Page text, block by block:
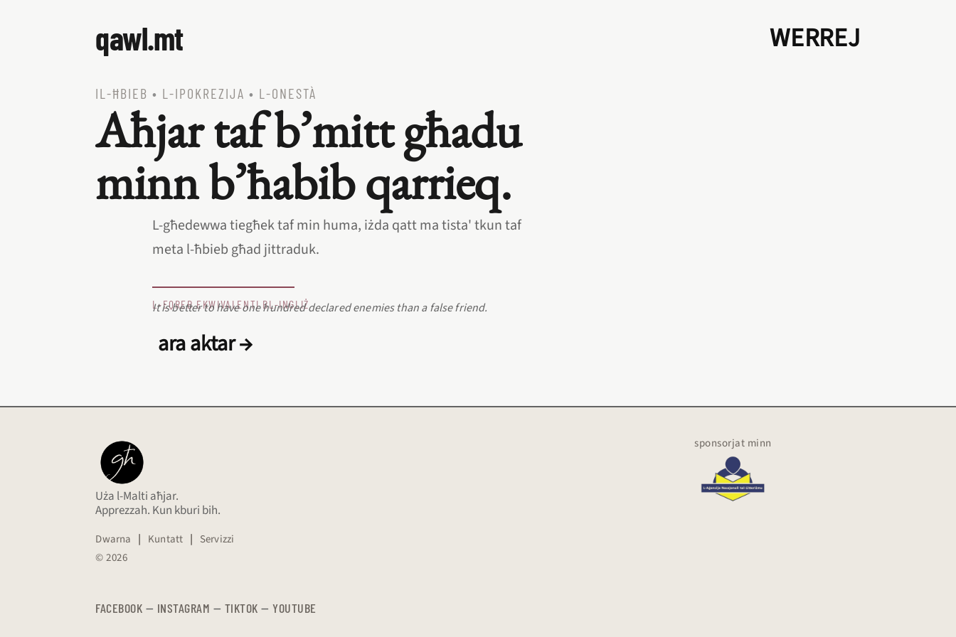
qawl.mt WERREJ
IL‑ĦBIEB • L‑IPOKREZIJA • L‑ONESTÀ
Aħjar taf b’mitt għadu
minn b’ħabib qarrieq.
L‑għedewwa tiegħek taf min huma, iżda qatt ma tista' tkun taf
meta l‑ħbieb għad jittraduk.
L‑EQREB EKWIVALENTI BL‑INGLIŻ
It is better to have one hundred declared enemies than a false friend.
ara aktar →
Uża l-Malti aħjar.
Apprezzah. Kun kburi bih.
Dwarna | Kuntatt | Servizzi
© 2026
FACEBOOK — INSTAGRAM — TIKTOK — YOUTUBE
sponsorjat minn